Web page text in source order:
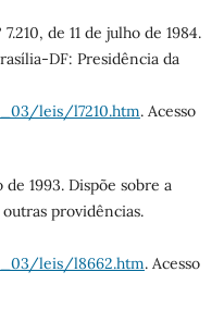
de 11 de julho de 1984.
DF: Presidência da
leis/l7210.htm. Acesso
1993. Dispõe sobre a
providências.
leis/l8662.htm. Acesso